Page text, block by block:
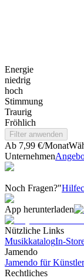
Energie
niedrig
hoch
Stimmung
Traurig
Fröhlich
Filter anwenden
Ab 7,99 €/Monat
Unternehmen
Noch Fragen?"
App herunterladen
Nützliche Links
MusikkatalogIn-
Jamendo
Jamendo für Künstler
Rechtliches